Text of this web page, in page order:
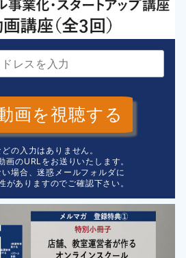
画を視聴する
の入力はありません。
画のURLをお送りいたします。
い場合、迷惑メールフォルダに
がありますのでご確認下さい。